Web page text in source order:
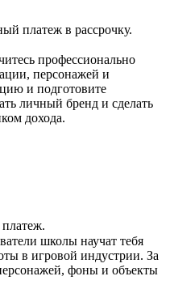
платеж в рассрочку.
профессионально
персонажей и
и подготовите
личный бренд и сделать
дохода.
школы научат тебя
в игровой индустрии. За
фоны и объекты